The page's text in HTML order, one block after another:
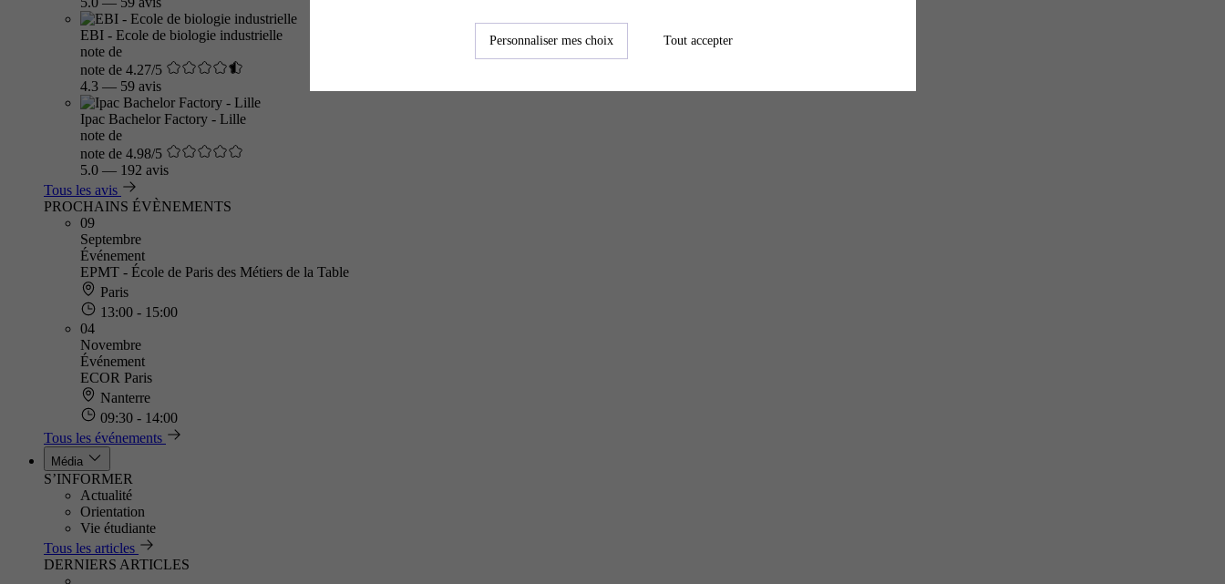
EBI - Ecole de biologie industrielle
note de
note de 4.27/5
4.3 — 59 avis
Ipac Bachelor Factory - Lille
note de
note de 4.98/5
5.0 — 192 avis
Tous les avis
PROCHAINS ÉVÈNEMENTS
09
Septembre
Événement
EPMT - École de Paris des Métiers de la Table
Paris
13:00 - 15:00
04
Novembre
Événement
ECOR Paris
Nanterre
09:30 - 14:00
Tous les événements
Média
S’INFORMER
Actualité
Orientation
Vie étudiante
Tous les articles
DERNIERS ARTICLES
Personnaliser mes choix Tout accepter